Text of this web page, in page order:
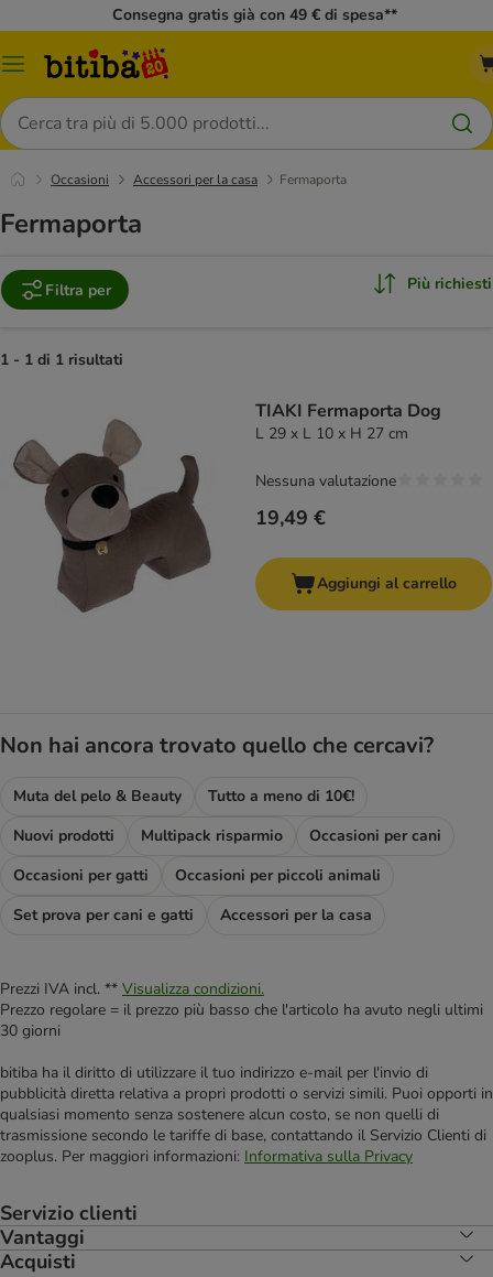
Consegna gratis già con 49 € di spesa**
Overview
Cerca
Occasioni Accessori per la casa Fermaporta
Fermaporta
Filtra per Più richiesti
1 - 1 di 1 risultati
TIAKI Fermaporta Dog
L 29 x L 10 x H 27 cm
19,49 €
Nessuna valutazione
Aggiungi al carrello
Non hai ancora trovato quello che cercavi?
Muta del pelo & Beauty
Tutto a meno di 10€!
Nuovi prodotti
Multipack risparmio
Occasioni per cani
Occasioni per gatti
Occasioni per piccoli animali
Set prova per cani e gatti
Accessori per la casa
Prezzi IVA incl. ** Visualizza condizioni.
Prezzo regolare = il prezzo più basso che l'articolo ha avuto negli ultimi
30 giorni
bitiba ha il diritto di utilizzare il tuo indirizzo e-mail per l'invio di
pubblicità diretta relativa a propri prodotti o servizi simili. Puoi opporti in
qualsiasi momento senza sostenere alcun costo, se non quelli di
trasmissione secondo le tariffe di base, contattando il Servizio Clienti di
zooplus. Per maggiori informazioni: Informativa sulla Privacy
Servizio clienti
Vantaggi
Acquisti